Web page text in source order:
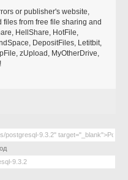
or publisher's website,
files from free file sharing and
HellShare, HotFile,
DepositFiles, Letitbit,
zUpload, MyOtherDrive,